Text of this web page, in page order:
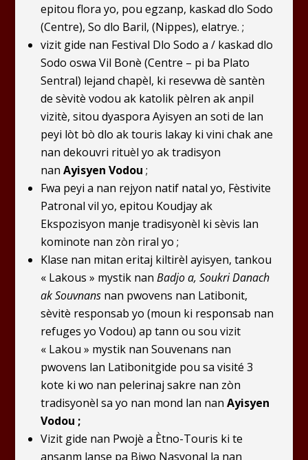
epitou flora yo, pou egzanp, kaskad dlo Sodo
(Centre), So dlo Baril, (Nippes), elatrye. ;
vizit gide nan Festival Dlo Sodo a / kaskad dlo
Sodo oswa Vil Bonè (Centre – pi ba Plato
Sentral) lejand chapèl, ki resevwa dè santèn
de sèvitè vodou ak katolik pèlren ak anpil
vizitè, sitou dyaspora Ayisyen an soti de lan
peyi lòt bò dlo ak touris lakay ki vini chak ane
nan dekouvri rituèl yo ak tradisyon
nan Ayisyen Vodou ;
Fwa peyi a nan rejyon natif natal yo, Fèstivite
Patronal vil yo, epitou Koudjay ak
Ekspozisyon manje tradisyonèl ki sèvis lan
kominote nan zòn riral yo ;
Klase nan mitan eritaj kiltirèl ayisyen, tankou
« Lakous » mystik nan Badjo a, Soukri Danach
ak Souvnans nan pwovens nan Latibonit,
sèvitè responsab yo (moun ki responsab nan
refuges yo Vodou) ap tann ou sou vizit
« Lakou » mystik nan Souvenans nan
pwovens lan Latibonitgide pou sa visité 3
kote ki wo nan pelerinaj sakre nan zòn
tradisyonèl sa yo nan mond lan nan Ayisyen
Vodou ;
Vizit gide nan Pwojè a Ètno-Touris ki te
ansanm lanse pa Biwo Nasyonal la nan